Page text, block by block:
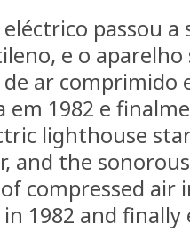
eléctrico passou
e o
ar comprimido
em 1982 e
lighthouse
and the
compressed air
1982 and finally